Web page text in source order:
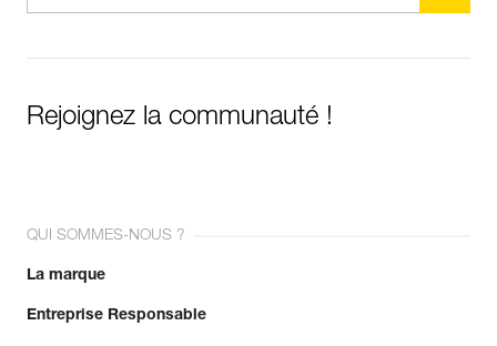
Rejoignez la communauté !
QUI SOMMES-NOUS ?
La marque
Entreprise Responsable